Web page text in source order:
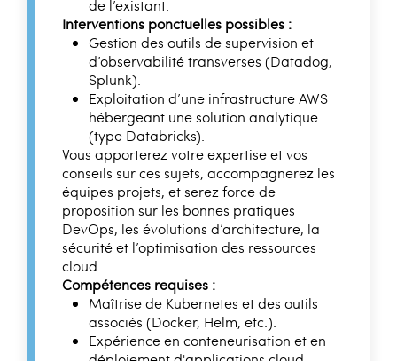
de l’existant.
Interventions ponctuelles possibles :
Gestion des outils de supervision et
d’observabilité transverses (Datadog,
Splunk).
Exploitation d’une infrastructure AWS
hébergeant une solution analytique
(type Databricks).
Vous apporterez votre expertise et vos
conseils sur ces sujets, accompagnerez les
équipes projets, et serez force de
proposition sur les bonnes pratiques
DevOps, les évolutions d’architecture, la
sécurité et l’optimisation des ressources
cloud.
Compétences requises :
Maîtrise de Kubernetes et des outils
associés (Docker, Helm, etc.).
Expérience en conteneurisation et en